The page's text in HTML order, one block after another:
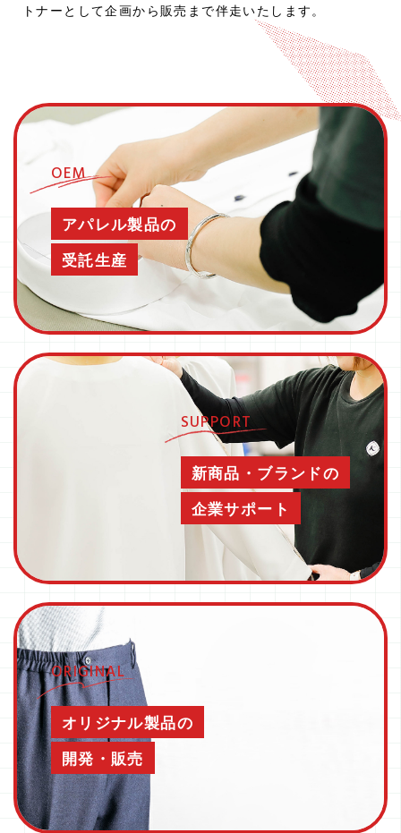
トナーとして企画から販売まで伴走いたします。
OEM
アパレル製品の
受託生産
SUPPORT
新商品・ブランドの
企業サポート
ORIGINAL
オリジナル製品の
開発・販売